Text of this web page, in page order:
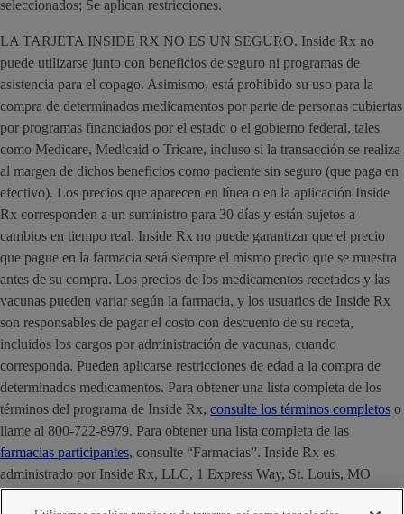
seleccionados; Se aplican restricciones.
LA TARJETA INSIDE RX NO ES UN SEGURO. Inside Rx no
puede utilizarse junto con beneficios de seguro ni programas de
asistencia para el copago. Asimismo, está prohibido su uso para la
compra de determinados medicamentos por parte de personas cubiertas
por programas financiados por el estado o el gobierno federal, tales
como Medicare, Medicaid o Tricare, incluso si la transacción se realiza
al margen de dichos beneficios como paciente sin seguro (que paga en
efectivo). Los precios que aparecen en línea o en la aplicación Inside
Rx corresponden a un suministro para 30 días y están sujetos a
cambios en tiempo real. Inside Rx no puede garantizar que el precio
que pague en la farmacia será siempre el mismo precio que se muestra
antes de su compra. Los precios de los medicamentos recetados y las
vacunas pueden variar según la farmacia, y los usuarios de Inside Rx
son responsables de pagar el costo con descuento de su receta,
incluidos los cargos por administración de vacunas, cuando
corresponda. Pueden aplicarse restricciones de edad a la compra de
determinados medicamentos. Para obtener una lista completa de los
términos del programa de Inside Rx, consulte los términos completos o
llame al 800-722-8979. Para obtener una lista completa de las
farmacias participantes, consulte “Farmacias”. Inside Rx es
administrado por Inside Rx, LLC, 1 Express Way, St. Louis, MO